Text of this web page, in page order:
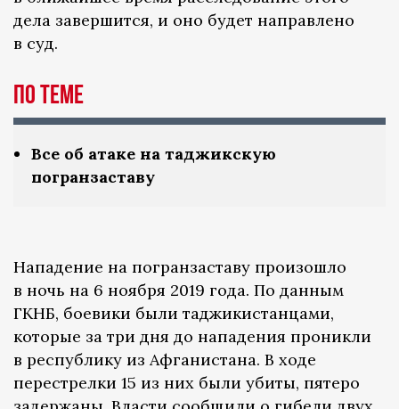
дела завершится, и оно будет направлено
в суд.
По теме
Все об атаке на таджикскую
погранзаставу
Нападение на погранзаставу произошло
в ночь на 6 ноября 2019 года. По данным
ГКНБ, боевики были таджикистанцами,
которые за три дня до нападения проникли
в республику из Афганистана. В ходе
перестрелки 15 из них были убиты, пятеро